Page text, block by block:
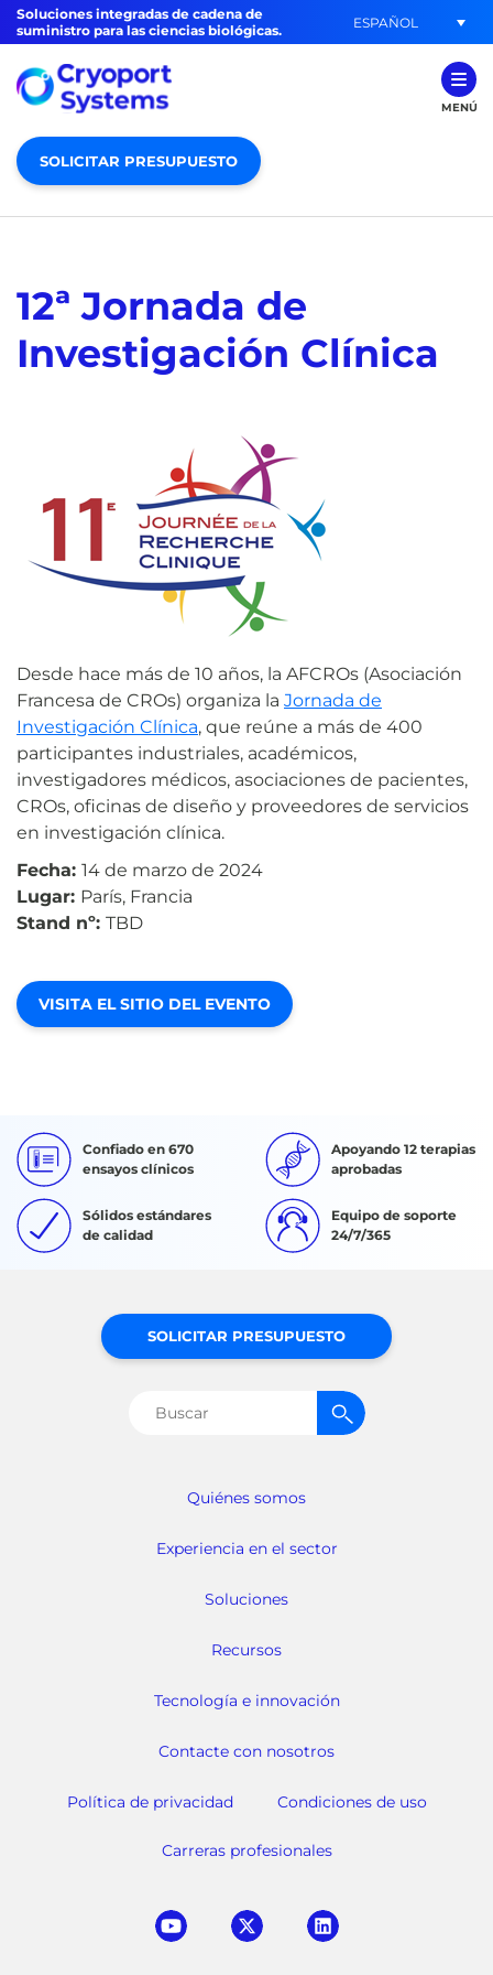
Soluciones integradas de cadena de
suministro para las ciencias biológicas.
ESPAÑOL
MENÚ
SOLICITAR PRESUPUESTO
12ª Jornada de
Investigación Clínica
Desde hace más de 10 años, la AFCROs (Asociación
Francesa de CROs) organiza la Jornada de
Investigación Clínica, que reúne a más de 400
participantes industriales, académicos,
investigadores médicos, asociaciones de pacientes,
CROs, oficinas de diseño y proveedores de servicios
en investigación clínica.
Fecha: 14 de marzo de 2024
Lugar: París, Francia
Stand nº: TBD
VISITA EL SITIO DEL EVENTO
Confiado en 670
ensayos clínicos
Apoyando 12 terapias
aprobadas
Sólidos estándares
de calidad
Equipo de soporte
24/7/365
Quiénes somos
Experiencia en el sector
Soluciones
Recursos
Tecnología e innovación
Contacte con nosotros
Política de privacidad Condiciones de uso
Carreras profesionales
SOLICITAR PRESUPUESTO
Buscar: